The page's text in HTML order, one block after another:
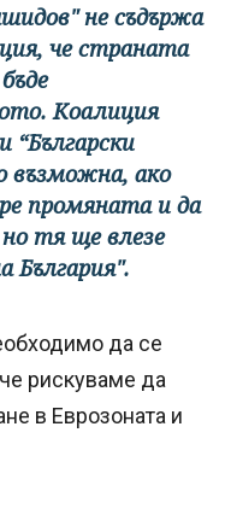
не съдържа
че страната
Коалиция
възможна, ако
промяната и да
тя ще влезе
България".
да се
рискуваме да
в Еврозоната и